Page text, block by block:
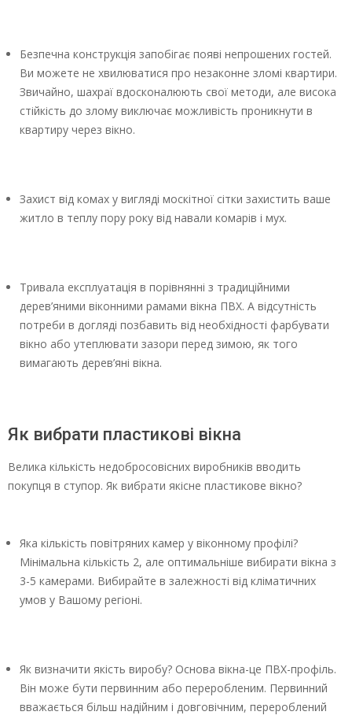
Безпечна конструкція запобігає появі непрошених гостей.
Ви можете не хвилюватися про незаконне зломі квартири.
Звичайно, шахраї вдосконалюють свої методи, але висока
стійкість до злому виключає можливість проникнути в
квартиру через вікно.
Захист від комах у вигляді москітної сітки захистить ваше
житло в теплу пору року від навали комарів і мух.
Тривала експлуатація в порівнянні з традиційними
дерев’яними віконними рамами вікна ПВХ. А відсутність
потреби в догляді позбавить від необхідності фарбувати
вікно або утеплювати зазори перед зимою, як того
вимагають дерев’яні вікна.
Як вибрати пластикові вікна
Велика кількість недобросовісних виробників вводить
покупця в ступор. Як вибрати якісне пластикове вікно?
Яка кількість повітряних камер у віконному профілі?
Мінімальна кількість 2, але оптимальніше вибирати вікна з
3-5 камерами. Вибирайте в залежності від кліматичних
умов у Вашому регіоні.
Як визначити якість виробу? Основа вікна-це ПВХ-профіль.
Він може бути первинним або переробленим. Первинний
вважається більш надійним і довговічним, перероблений